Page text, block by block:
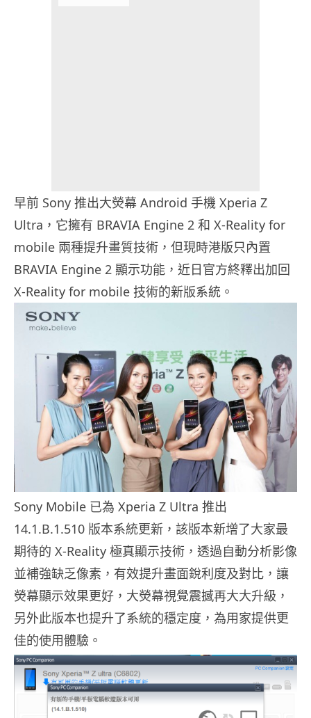
早前 Sony 推出大熒幕 Android 手機 Xperia Z
Ultra，它擁有 BRAVIA Engine 2 和 X-Reality for
mobile 兩種提升畫質技術，但現時港版只內置
BRAVIA Engine 2 顯示功能，近日官方終釋出加回
X-Reality for mobile 技術的新版系統。
Sony Mobile 已為 Xperia Z Ultra 推出
14.1.B.1.510 版本系統更新，該版本新增了大家最
期待的 X-Reality 極真顯示技術，透過自動分析影像
並補強缺乏像素，有效提升畫面銳利度及對比，讓
熒幕顯示效果更好，大熒幕視覺震撼再大大升級，
另外此版本也提升了系統的穩定度，為用家提供更
佳的使用體驗。